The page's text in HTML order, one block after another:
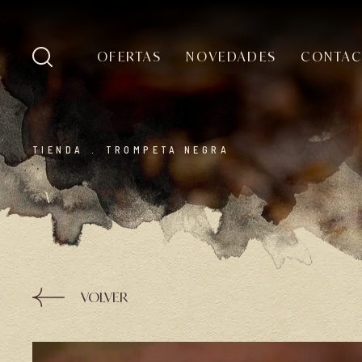
OFERTAS NOVEDADES
TIENDA TROMPETA NEGRA
VOLVER